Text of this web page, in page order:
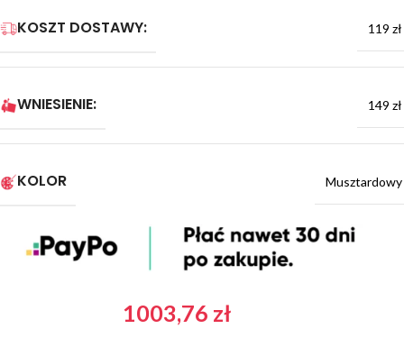
KOSZT DOSTAWY: 119 zł
WNIESIENIE: 149 zł
KOLOR Musztardowy
1003,76 zł